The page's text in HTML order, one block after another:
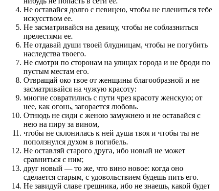
Не оставайся долго с певицею, чтобы не плениться тебе
искусством ее.
Не засматривайся на девицу, чтобы не соблазниться
прелестями ее.
Не отдавай души твоей блудницам, чтобы не погубить
наследства твоего.
Не смотри по сторонам на улицах города и не броди по
пустым местам его.
Отвращай око твое от женщины благообразной и не
засматривайся на чужую красоту:
многие совратились с пути чрез красоту женскую; от
нее, как огонь, загорается любовь.
Отнюдь не сиди с женою замужнею и не оставайся с
нею на пиру за вином,
чтобы не склонилась к ней душа твоя и чтобы ты не
поползнулся духом в погибель.
Не оставляй старого друга, ибо новый не может
сравниться с ним;
друг новый — то же, что вино новое: когда оно
сделается старым, с удовольствием будешь пить его.
Не завидуй славе грешника, ибо не знаешь, какой будет